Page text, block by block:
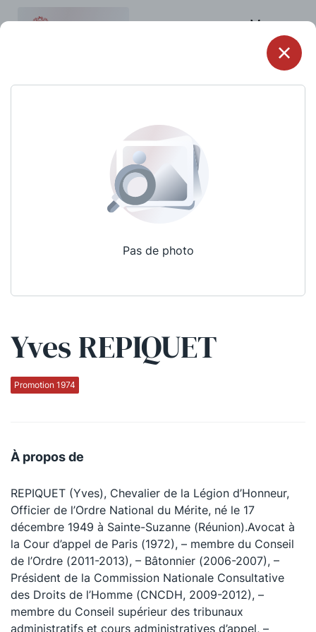
Menu
Pas de photo
Yves REPIQUET
Promotion 1974
À propos de
REPIQUET (Yves), Chevalier de la Légion d’Honneur,
Officier de l’Ordre National du Mérite, né le 17
décembre 1949 à Sainte-Suzanne (Réunion).Avocat à
la Cour d’appel de Paris (1972), – membre du Conseil
de l’Ordre (2011-2013), – Bâtonnier (2006-2007), –
Président de la Commission Nationale Consultative
des Droits de l’Homme (CNCDH, 2009-2012), –
membre du Conseil supérieur des tribunaux
administratifs et cours administratives d’appel, –
Qui sommes-nous ?
La Conférence
La Conférence
Le Concours de la Conférence
La Conférence Berryer
La Petite Conférence